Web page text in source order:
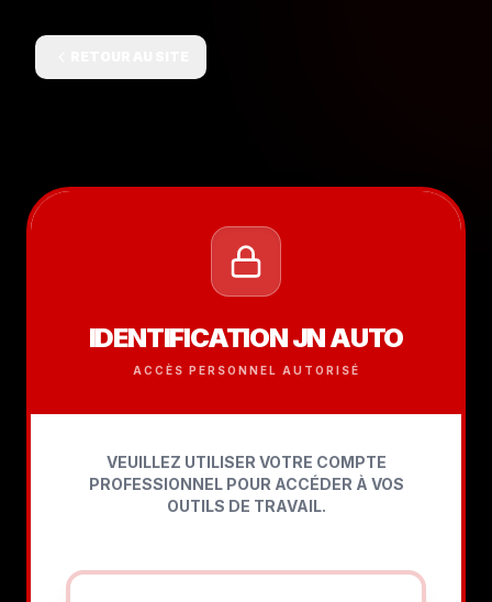
IDENTIFICATION JN AUTO
ACCÈS PERSONNEL AUTORISÉ
VEUILLEZ UTILISER VOTRE COMPTE
PROFESSIONNEL POUR ACCÉDER À VOS
OUTILS DE TRAVAIL.